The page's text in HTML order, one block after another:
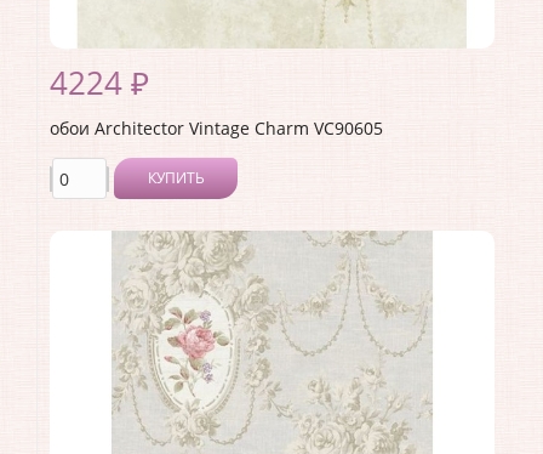
4224 ₽
обои Architector Vintage Charm VC90605
КУПИТЬ
Коллекция:Vintage Charm
Длина рулона:10.05
Ширина рулона:0.53
Материал покрытия: Акриловое
США
Материал основы:Бумага
Раппорт:53